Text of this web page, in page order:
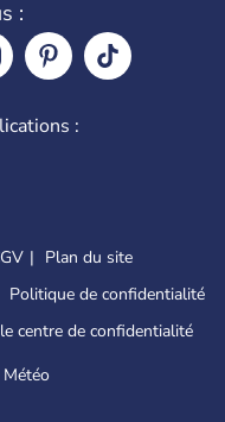
:
:
Plan du site
Politique de confidentialité
centre de confidentialité